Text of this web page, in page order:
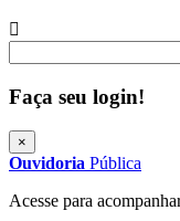
Faça seu login!
×
Ouvidoria Pública
Acesse para